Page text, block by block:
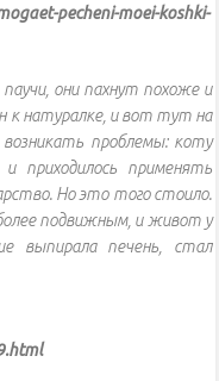
pecheni-moei-koshki-
они пахнут похоже и
к натуралке, и вот тут на
проблемы: коту
и приходилось применять
Но это того стоило.
подвижным, и живот у
выпирала печень, стал